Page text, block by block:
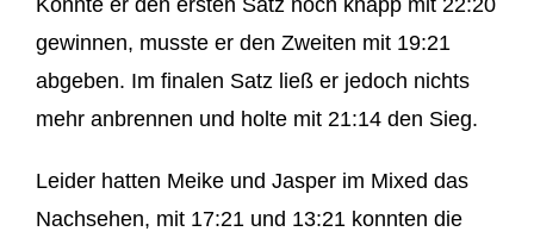
Konnte er den ersten Satz noch knapp mit 22:20
gewinnen, musste er den Zweiten mit 19:21
abgeben. Im finalen Satz ließ er jedoch nichts
mehr anbrennen und holte mit 21:14 den Sieg.
Leider hatten Meike und Jasper im Mixed das
Nachsehen, mit 17:21 und 13:21 konnten die